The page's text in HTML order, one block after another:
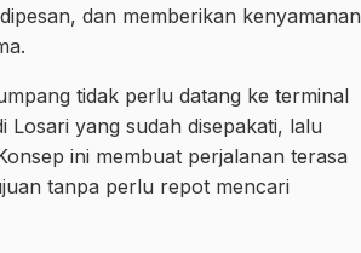
dan memberikan kenyamanan
tidak perlu datang ke terminal
Losari yang sudah disepakati, lalu
ini membuat perjalanan terasa
tanpa perlu repot mencari